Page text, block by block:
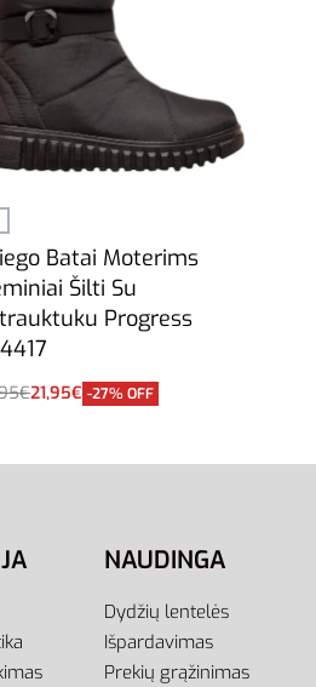
Batai Moterims
Šilti Su
Progress
€21,95€ -27% OFF
NAUDINGA
Dydžių lentelės
Išpardavimas
Prekių grąžinimas